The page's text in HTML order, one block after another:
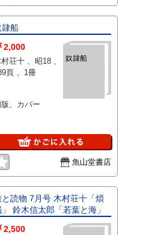
隷船
奴隷船
2,000
十 、昭18 、
289頁 、1冊
、カバー
魚山堂書店
と読物 7月号 木村荘十「煩
鈴木信太郎「若葉と海」
2,500